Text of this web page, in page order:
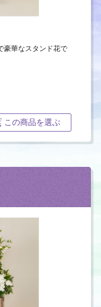
豪華なスタンド花で
この商品を選ぶ